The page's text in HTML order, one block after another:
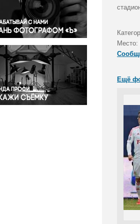
Правосудие
Происшествия и конфликты
Религия
Светская жизнь
Спорт
Экология
Экономика и бизнес
Место:
Ещё